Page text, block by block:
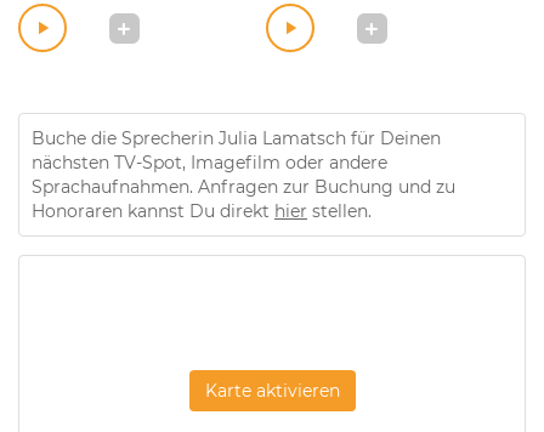
Buche die Sprecherin Julia Lamatsch für Deinen
nächsten TV-Spot, Imagefilm oder andere
Sprachaufnahmen. Anfragen zur Buchung und zu
Honoraren kannst Du direkt hier stellen.
Karte aktivieren